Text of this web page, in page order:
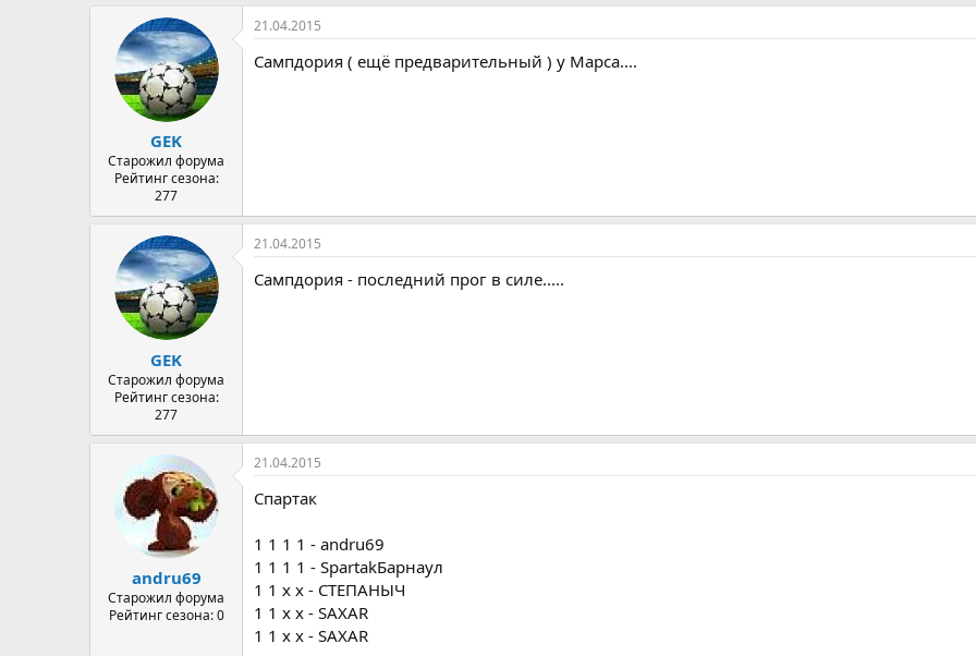
GEK
Старожил форума
Рейтинг сезона:
277
21.04.2015
Сампдория ( ещё предварительный ) у Марса....
GEK
Старожил форума
Рейтинг сезона:
277
21.04.2015
Сампдория - последний прог в силе.....
andru69
Старожил форума
Рейтинг сезона: 0
21.04.2015
Спартак
1 1 1 1 - andru69
1 1 1 1 - SpartakБарнаул
1 1 х х - СТЕПАНЫЧ
1 1 х х - SAXAR
1 1 х х - SAXAR